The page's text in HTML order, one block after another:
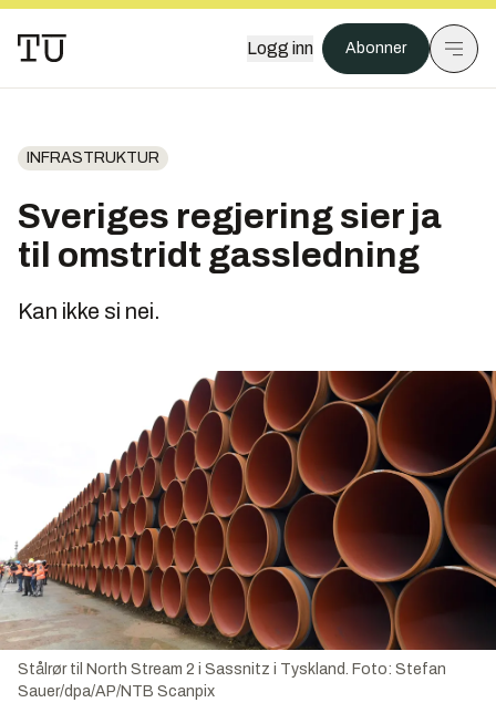
Logg inn Abonner
INFRASTRUKTUR
Sveriges regjering sier ja
til omstridt gassledning
Kan ikke si nei.
Stålrør til North Stream 2 i Sassnitz i Tyskland. Foto: Stefan
Sauer/dpa/AP/NTB Scanpix